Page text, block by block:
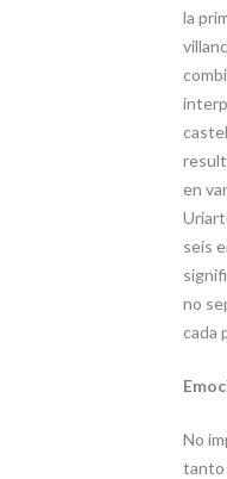
la
en
seis
no
cada
No
tanto